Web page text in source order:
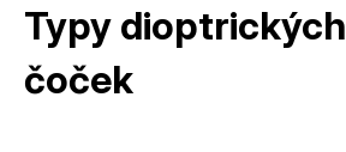
Typy dioptrických
čoček